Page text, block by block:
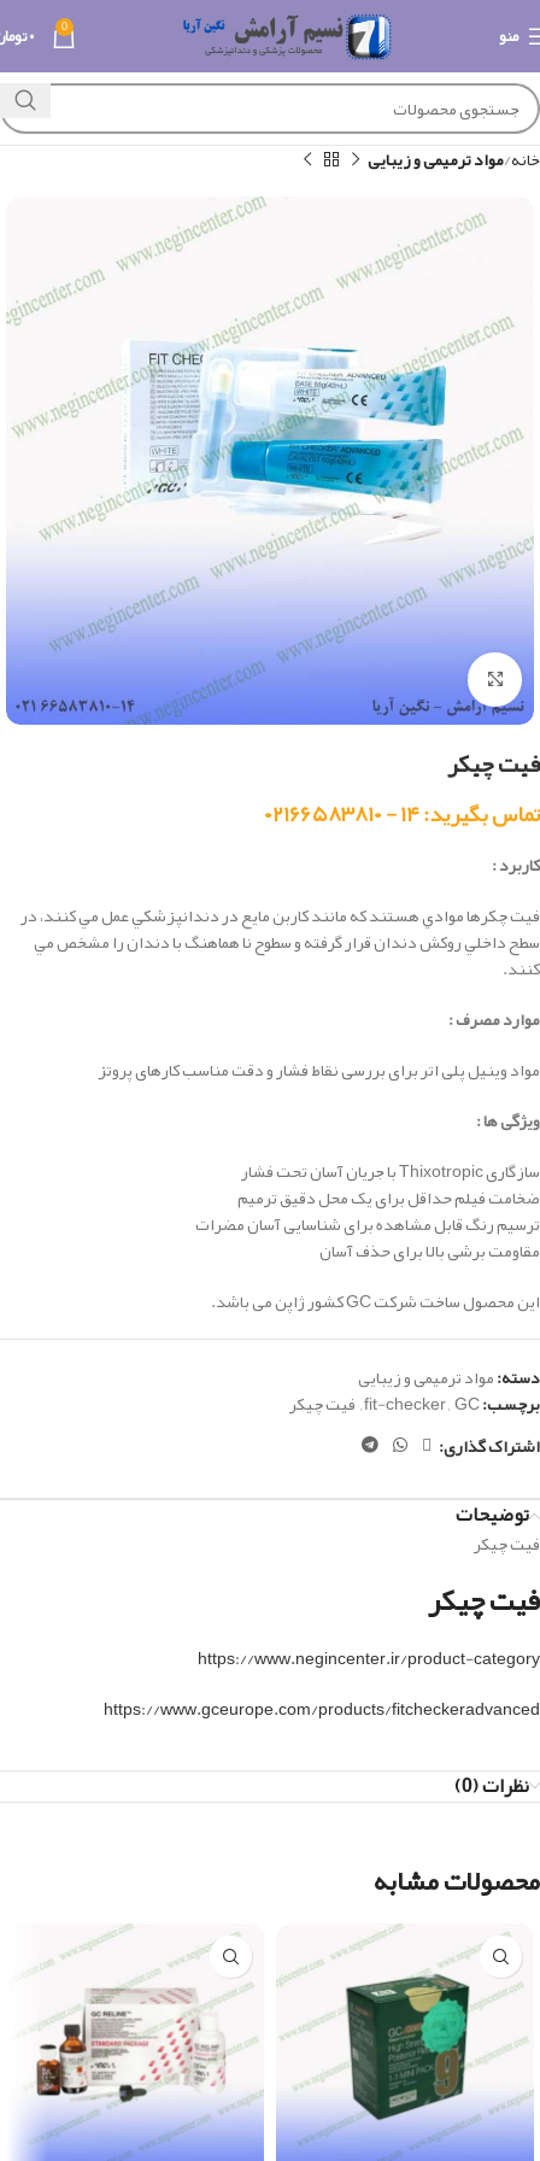
منو 0 ۰
خانه مواد ترمیمی و زیبایی
بزرگنمایی تصویر
فیت چیکر
تماس بگیرید: ۱۴ - ۰۲۱۶۶۵۸۳۸۱۰
کاربرد :
فيت چكرها موادي هستند كه مانند كاربن مايع در دندانپزشكي عمل مي كنند، در
سطح داخلي روكش دندان قرار گرفته و سطوح نا هماهنگ با دندان را مشخص مي
كنند.
موارد مصرف :
مواد وینیل پلی اتر برای بررسی نقاط فشار و دقت مناسب کارهای پروتز
ویژگی ها :
سازگاری Thixotropic با جریان آسان تحت فشار
ضخامت فیلم حداقل برای یک محل دقیق ترمیم
ترسیم رنگ قابل مشاهده برای شناسایی آسان مضرات
مقاومت برشی بالا برای حذف آسان
این محصول ساخت شرکت GC کشور ژاپن می باشد.
دسته:مواد ترمیمی و زیبایی
برچسب: fit-checker,GC
,فیت چیکر
اشتراک گذاری:
توضیحات
فیت چیکر
فیت چیکر
https://www.negincenter.ir/product-category
https://www.gceurope.com/products/fitcheckeradvanced
نظرات (0)
محصولات مشابه